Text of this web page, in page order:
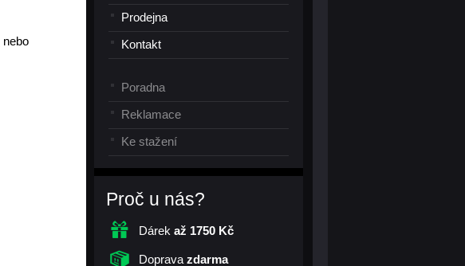
nebo
Prodejna
Kontakt
Poradna
Reklamace
Ke stažení
Proč u nás?
Dárek až 1750 Kč
Doprava zdarma